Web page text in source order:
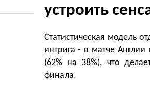
устроить
Статистическая модель
интрига - в матче
(62% на 38%), что
финала.